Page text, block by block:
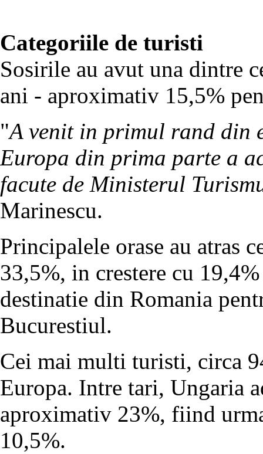
Categoriile de turisti
Sosirile au avut una dintre
ani - aproximativ 15,5%
"A venit in primul rand din
Europa din prima parte a
facute de Ministerul
Marinescu.
Principalele orase au atras
33,5%, in crestere cu
destinatie din Romania
Bucurestiul.
Cei mai multi turisti, circa
Europa. Intre tari, Ungaria
aproximativ 23%, fiind
10,5%.